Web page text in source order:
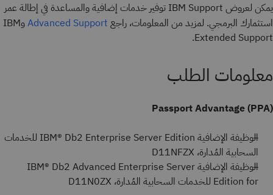
يمكن لعروض IBM Support توفير خدمات إضافية والمساعدة في إطالة عمر
استثمارك البرمجي. لمزيد من المعلومات، راجع Advanced Support وIBM
Extended Support.
معلومات الطلب
Passport Advantage (PPA)
الوظيفة الإضافية IBM® Db2 Enterprise Server Edition للخدمات
السحابية المُدارة، D11NFZX
الوظيفة الإضافية IBM® Db2 Advanced Enterprise Server
Edition for للخدمات السحابية المُدارة، D11N0ZX